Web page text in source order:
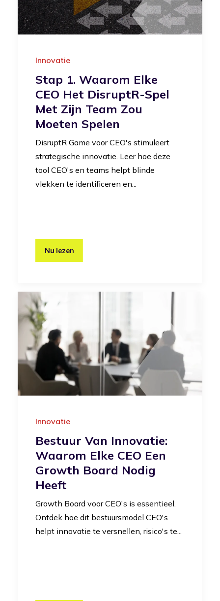
Innovatie
Stap 1. Waarom Elke
CEO Het DisruptR-Spel
Met Zijn Team Zou
Moeten Spelen
DisruptR Game voor CEO's stimuleert
strategische innovatie. Leer hoe deze
tool CEO's en teams helpt blinde
vlekken te identificeren en...
Nu lezen
Innovatie
Bestuur Van Innovatie:
Waarom Elke CEO Een
Growth Board Nodig
Heeft
Growth Board voor CEO's is essentieel.
Ontdek hoe dit bestuursmodel CEO's
helpt innovatie te versnellen, risico's te...